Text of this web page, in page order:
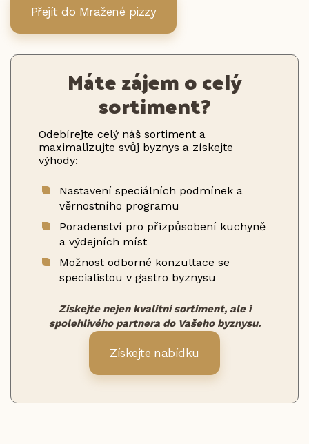
Přejít do Mražené pizzy
Máte zájem o celý
sortiment?
Odebírejte celý náš sortiment a
maximalizujte svůj byznys a získejte
výhody:
Nastavení speciálních podmínek a
věrnostního programu
Poradenství pro přizpůsobení kuchyně
a výdejních míst
Možnost odborné konzultace se
specialistou v gastro byznysu
Získejte nejen kvalitní sortiment, ale i
spolehlivého partnera do Vašeho byznysu.
Získejte nabídku